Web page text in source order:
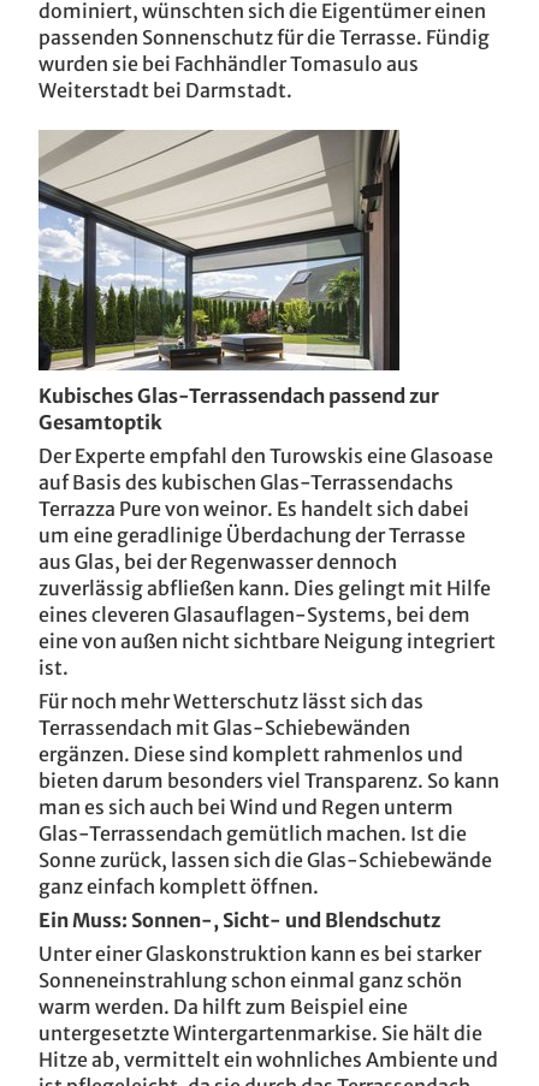
dominiert, wünschten sich die Eigentümer einen
passenden Sonnenschutz für die Terrasse. Fündig
wurden sie bei Fachhändler Tomasulo aus
Weiterstadt bei Darmstadt.
Kubisches Glas-Terrassendach passend zur
Gesamtoptik
Der Experte empfahl den Turowskis eine Glasoase
auf Basis des kubischen Glas-Terrassendachs
Terrazza Pure von weinor. Es handelt sich dabei
um eine geradlinige Überdachung der Terrasse
aus Glas, bei der Regenwasser dennoch
zuverlässig abfließen kann. Dies gelingt mit Hilfe
eines cleveren Glasauflagen-Systems, bei dem
eine von außen nicht sichtbare Neigung integriert
ist.
Für noch mehr Wetterschutz lässt sich das
Terrassendach mit Glas-Schiebewänden
ergänzen. Diese sind komplett rahmenlos und
bieten darum besonders viel Transparenz. So kann
man es sich auch bei Wind und Regen unterm
Glas-Terrassendach gemütlich machen. Ist die
Sonne zurück, lassen sich die Glas-Schiebewände
ganz einfach komplett öffnen.
Ein Muss: Sonnen-, Sicht- und Blendschutz
Unter einer Glaskonstruktion kann es bei starker
Sonneneinstrahlung schon einmal ganz schön
warm werden. Da hilft zum Beispiel eine
untergesetzte Wintergartenmarkise. Sie hält die
Hitze ab, vermittelt ein wohnliches Ambiente und